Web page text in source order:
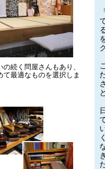
続く問屋さんもあり、
て最適なものを選択しま